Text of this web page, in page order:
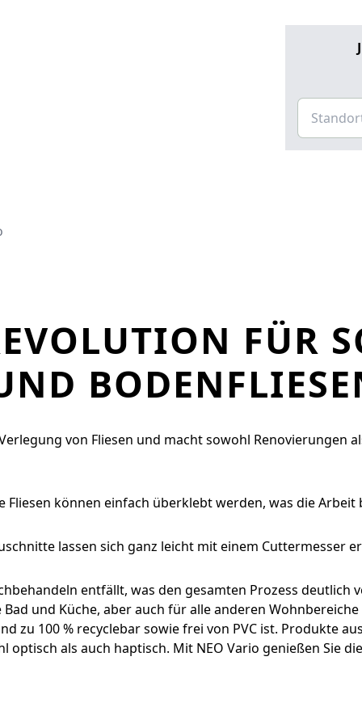
FÜR
von Fliesen und macht sowohl Renovierungen
können einfach überklebt werden, was die Arbeit
lassen sich ganz leicht mit einem Cuttermesser
entfällt, was den gesamten Prozess deutlich
und Küche, aber auch für alle anderen
zu 100 % recyclebar sowie frei von PVC ist. Produkte
als auch haptisch. Mit NEO Vario genießen Sie